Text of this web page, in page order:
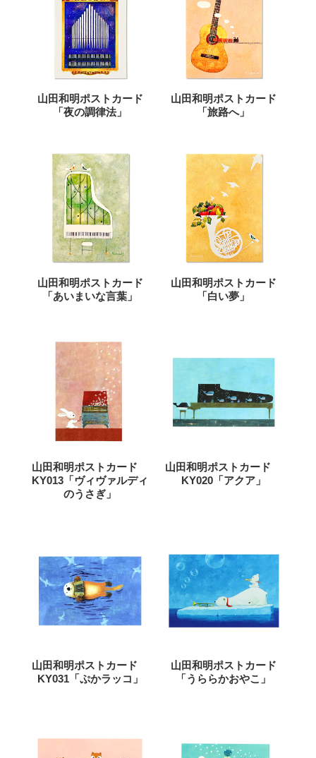
山田和明ポストカード
「夜の調律法」
山田和明ポストカード
「旅路へ」
山田和明ポストカード
「あいまいな言葉」
山田和明ポストカード
「白い夢」
山田和明ポストカード
KY013「ヴィヴァルディ
のうさぎ」
山田和明ポストカード
KY020「アクア」
山田和明ポストカード
KY031「ぷかラッコ」
山田和明ポストカード
「うららかおやこ」